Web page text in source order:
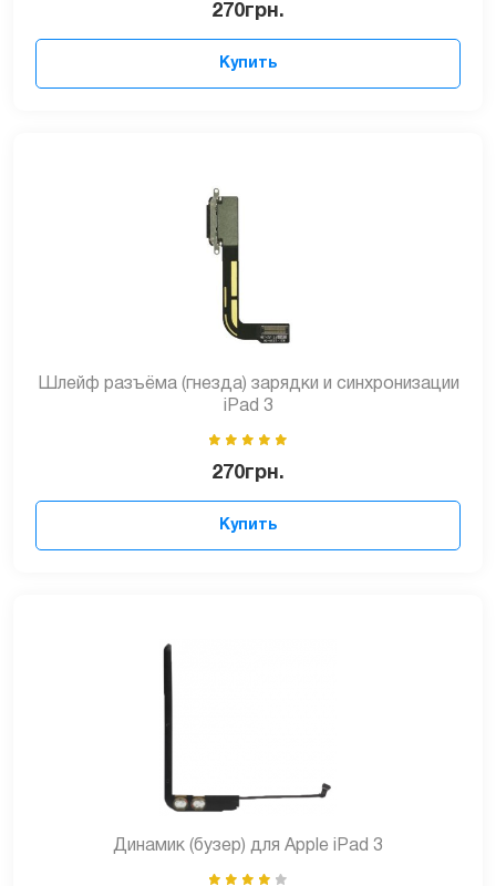
270грн.
Купить
Шлейф разъёма (гнезда) зарядки и синхронизации
iPad 3
270грн.
Купить
Динамик (бузер) для Apple iPad 3